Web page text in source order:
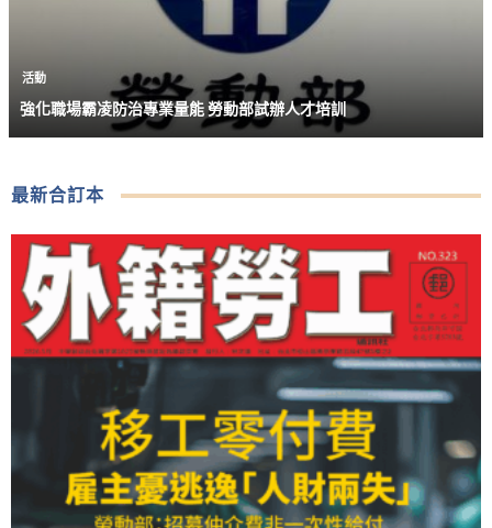
活動
強化職場霸凌防治專業量能 勞動部試辦人才培訓
最新合訂本